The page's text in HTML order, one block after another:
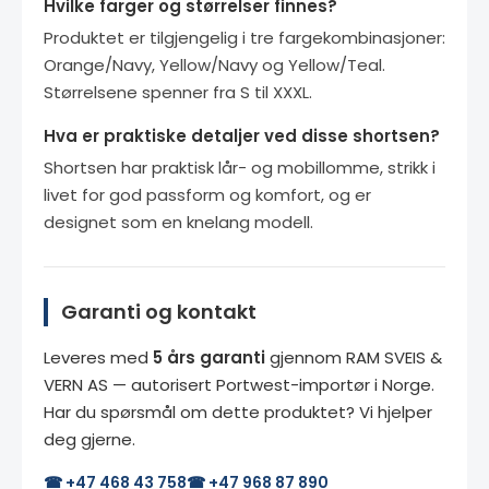
Hvilke farger og størrelser finnes?
Produktet er tilgjengelig i tre fargekombinasjoner:
Orange/Navy, Yellow/Navy og Yellow/Teal.
Størrelsene spenner fra S til XXXL.
Hva er praktiske detaljer ved disse shortsen?
Shortsen har praktisk lår- og mobillomme, strikk i
livet for god passform og komfort, og er
designet som en knelang modell.
Garanti og kontakt
Leveres med 5 års garantigjennom RAM SVEIS &
VERN AS — autorisert Portwest-importør i Norge.
Har du spørsmål om dette produktet? Vi hjelper
deg gjerne.
☎ +47 468 43 758☎ +47 968 87 890